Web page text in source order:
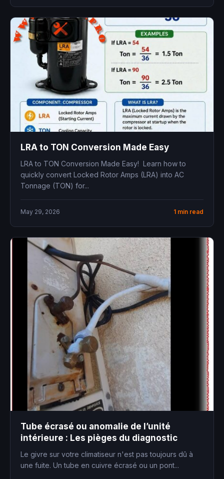
LRA to TON Conversion Made Easy
LRA to TON Conversion Made Easy! Learn how to
quickly convert Locked Rotor Amps (LRA) into AC
Tonnage (TON) for...
May 29, 2026 1 min read
Tube écrasé ou anomalie de l’unité
intérieure : Les pièges du diagnostic
Le givre sur votre climatiseur n'est pas toujours dû à
une fuite. Un tube en cuivre écrasé ou un pont...